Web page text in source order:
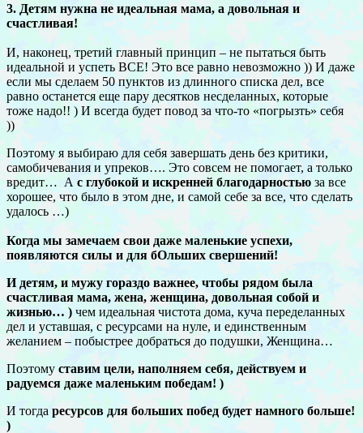
3. Детям нужна не идеальная мама, а довольная и
счастливая!
И, наконец, третий главный принцип – не пытаться быть
идеальной и успеть ВСЕ! Это все равно невозможно )) И даже
если мы сделаем 50 пунктов из длинного списка дел, все
равно останется еще пару десятков несделанных, которые
тоже надо!! ) И всегда будет повод за что-то «погрызть» себя
))
Поэтому я выбираю для себя завершать день без критики,
самобичевания и упреков…. Это совсем не помогает, а только
вредит… А с глубокой и искренней благодарностью за все
хорошее, что было в этом дне, и самой себе за все, что сделать
удалось …)
Когда мы замечаем свои даже маленькие успехи,
появляются силы и для бОльших свершений!
И детям, и мужу гораздо важнее, чтобы рядом была
счастливая мама, жена, женщина, довольная собой и
жизнью… ) чем идеальная чистота дома, куча переделанных
дел и уставшая, с ресурсами на нуле, и единственным
желанием – побыстрее добраться до подушки, Женщина…
Поэтому ставим цели, наполняем себя, действуем и
радуемся даже маленьким победам! )
И тогда ресурсов для больших побед будет намного больше!
)